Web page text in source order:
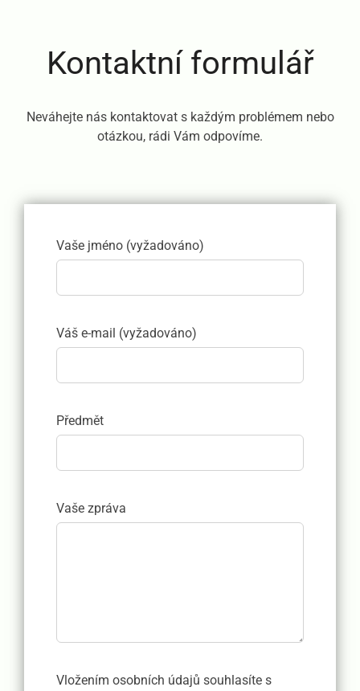
Kontaktní formulář
Neváhejte nás kontaktovat s každým problémem nebo
otázkou, rádi Vám odpovíme.
Vaše jméno (vyžadováno)
Váš e-mail (vyžadováno)
Předmět
Vaše zpráva
Vložením osobních údajů souhlasíte s